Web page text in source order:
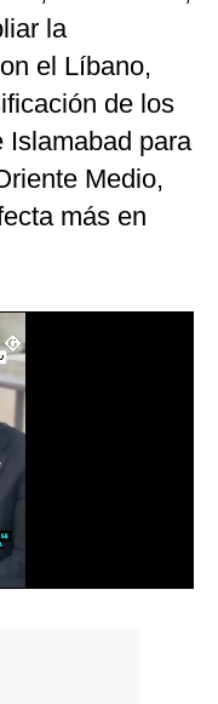
la
el Líbano,
de los
Islamabad para
Medio,
más en